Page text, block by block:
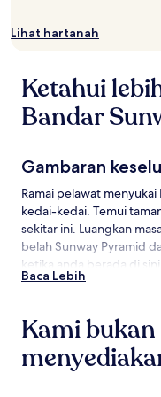
Lihat hartanah
Ketahui
Bandar
Gambaran
Ramai pelawat
kedai-kedai. Temui
sekitar ini. Luangkan
belah Sunway Pyramid
ketika anda berada di
untuk dikunjnugi di
Cara untuk ke
Terbang ke:
Baca Lebih
Kami